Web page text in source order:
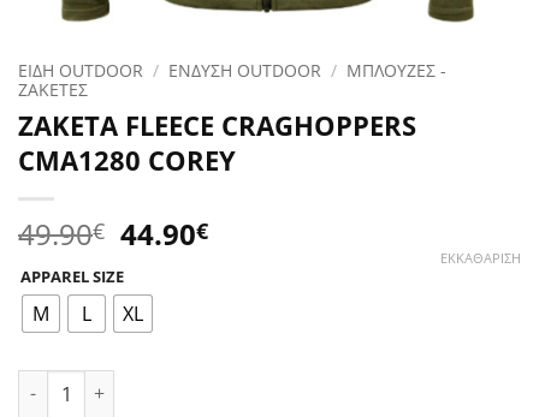
ΕΙΔΗ OUTDOOR / ΕΝΔΥΣΗ OUTDOOR / ΜΠΛΟΥΖΕΣ -
ΖΑΚΕΤΕΣ
ΖΑΚΕΤΑ FLEECE CRAGHOPPERS
CMA1280 COREY
49.90€ Original
price
was:
49.90€.
44.90€Η
APPAREL SIZE
M L XL
ΕΚΚΑΘΆΡΙΣΗ
ΖΑΚΕΤΑ FLEECE CRAGHOPPERS CMA1280 COREY ποσότητα